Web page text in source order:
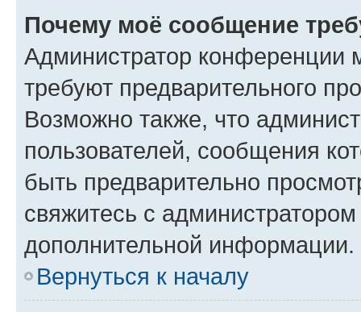
Почему моё сообщение
Администратор конференции
требуют предварительного
Возможно также, что
пользователей, сообщения
быть предварительно
свяжитесь с
дополнительной информации.
Вернуться к началу